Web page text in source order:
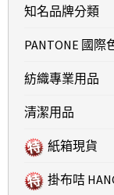
知名品牌分類
PANTONE 國際
紡織專業用品
清潔用品
紙箱現貨
掛布咭